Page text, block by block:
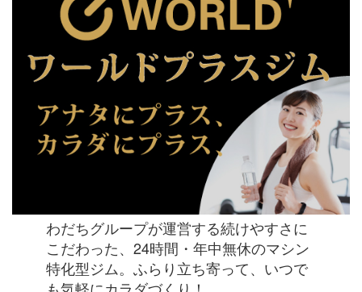
わだちグループが運営する続けやすさに
こだわった、24時間・年中無休のマシン
特化型ジム。ふらり立ち寄って、いつで